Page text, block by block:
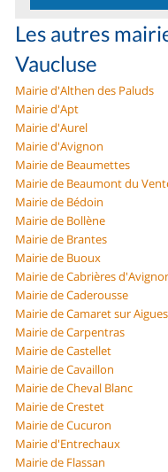
Les autres
Vaucluse
Mairie d'Althen des Paluds
Mairie d'Apt
Mairie d'Aurel
Mairie d'Avignon
Mairie de Beaumettes
Mairie de Beaumont du
Mairie de Bédoin
Mairie de Bollène
Mairie de Brantes
Mairie de Buoux
Mairie de Cabrières
Mairie de Caderousse
Mairie de Camaret sur Aigues
Mairie de Carpentras
Mairie de Castellet
Mairie de Cavaillon
Mairie de Cheval Blanc
Mairie de Crestet
Mairie de Cucuron
Mairie d'Entrechaux
Mairie de Flassan